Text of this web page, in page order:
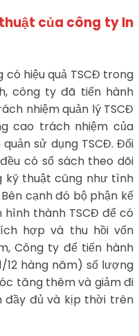
của công ty In
hiệu quả TSCĐ trong
công ty đã tiến hành
nhiệm quản lý TSCĐ
cao trách nhiệm của
sử dụng TSCĐ. Đối
có sổ sách theo dõi
kỹ thuật cũng như tình
cạnh đó bộ phận kế
thành TSCĐ để có
hợp và thu hồi vốn
Công ty để tiến hành
12 hàng năm) số lượng
tăng thêm và giảm đi
đầy đủ và kịp thời trên